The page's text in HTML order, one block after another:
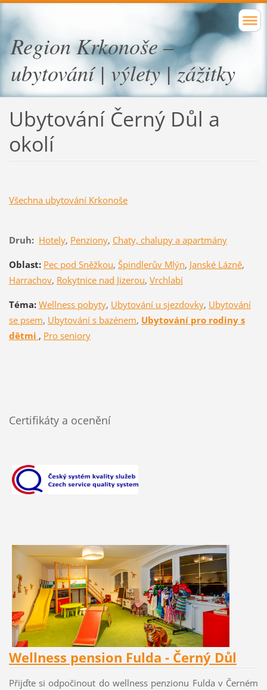
Region Krkonoše –
ubytování | výlety | zážitky
Ubytování Černý Důl a
okolí
Všechna ubytování Krkonoše
Druh: Hotely, Penziony, Chaty, chalupy a apartmány
Oblast: Pec pod Sněžkou, Špindlerův Mlýn, Janské Lázně,
Harrachov, Rokytnice nad Jizerou, Vrchlabí
Téma: Wellness pobyty, Ubytování u sjezdovky, Ubytování
se psem, Ubytování s bazénem, Ubytování pro rodiny s
dětmi , Pro seniory
Certifikáty a ocenění
Wellness pension Fulda - Černý Důl
Přijďte si odpočinout do wellness penzionu Fulda v Černém